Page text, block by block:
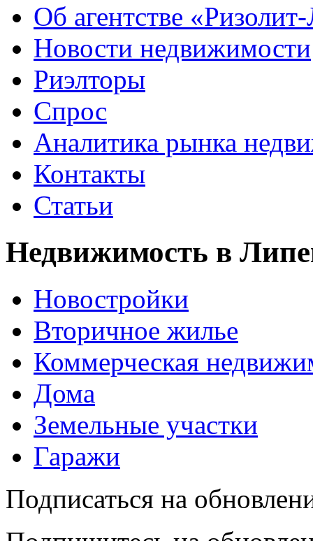
Об агентстве
Новости недвижимости
Риэлторы
Спрос
Аналитика рынка
Контакты
Статьи
Недвижимость в
Новостройки
Вторичное жилье
Коммерческая
Дома
Земельные участки
Гаражи
Подписаться на